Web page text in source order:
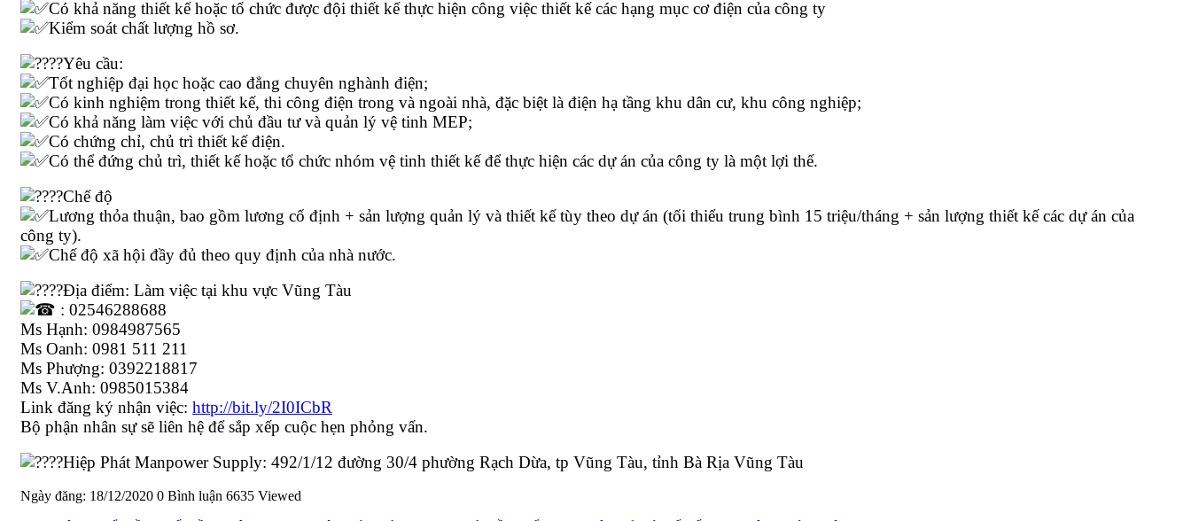
Có khả năng thiết kế hoặc tổ chức được đội thiết kế thực hiện công việc thiết kế các hạng mục cơ điện của công ty
Kiểm soát chất lượng hồ sơ.
Yêu cầu:
Tốt nghiệp đại học hoặc cao đẳng chuyên nghành điện;
Có kinh nghiệm trong thiết kế, thi công điện trong và ngoài nhà, đặc biệt là điện hạ tầng khu dân cư, khu công nghiệp;
Có khả năng làm việc với chủ đầu tư và quản lý vệ tinh MEP;
Có chứng chỉ, chủ trì thiết kế điện.
Có thể đứng chủ trì, thiết kế hoặc tổ chức nhóm vệ tinh thiết kế để thực hiện các dự án của công ty là một lợi thế.
Chế độ
Lương thỏa thuận, bao gồm lương cố định + sản lượng quản lý và thiết kế tùy theo dự án (tối thiểu trung bình 15 triệu/tháng + sản lượng thiết kế các dự án của
công ty).
Chế độ xã hội đầy đủ theo quy định của nhà nước.
Địa điểm: Làm việc tại khu vực Vũng Tàu
: 02546288688
Ms Hạnh: 0984987565
Ms Oanh: 0981 511 211
Ms Phượng: 0392218817
Ms V.Anh: 0985015384
Link đăng ký nhận việc: http://bit.ly/2I0ICbR
Bộ phận nhân sự sẽ liên hệ để sắp xếp cuộc hẹn phỏng vấn.
Hiệp Phát Manpower Supply: 492/1/12 đường 30/4 phường Rạch Dừa, tp Vũng Tàu, tỉnh Bà Rịa Vũng Tàu
Ngày đăng: 18/12/2020 0 Bình luận 6635 Viewed